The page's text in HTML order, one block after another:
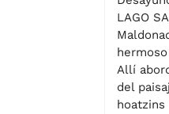
LAGO
Allí
del